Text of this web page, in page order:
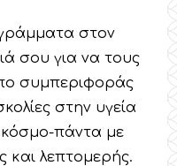
στον
σου για να τους
συμπεριφοράς
στην υγεία
πάντα με
και λεπτομερής.